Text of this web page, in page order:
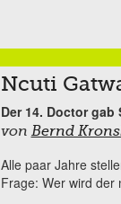
Ncuti
Der 14. Doctor gab
von Bernd
Alle paar Jahre
Frage: Wer wird der